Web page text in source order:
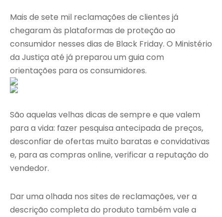
Mais de sete mil reclamações de clientes já
chegaram às plataformas de proteção ao
consumidor nesses dias de Black Friday. O Ministério
da Justiça até já preparou um guia com
orientações para os consumidores.
São aquelas velhas dicas de sempre e que valem
para a vida: fazer pesquisa antecipada de preços,
desconfiar de ofertas muito baratas e convidativas
e, para as compras online, verificar a reputação do
vendedor.
Dar uma olhada nos sites de reclamações, ver a
descrição completa do produto também vale a